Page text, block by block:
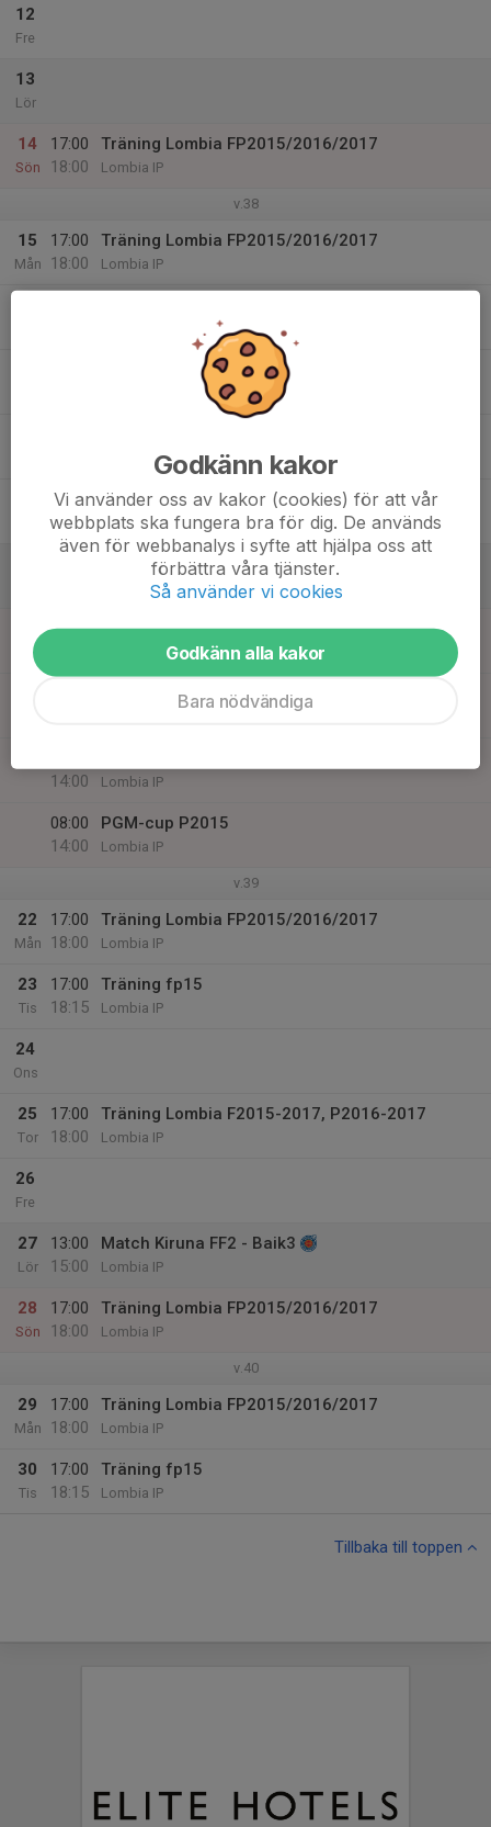
12
Fre
13
Lör
14
Sön
17:00
18:00
Träning Lombia FP2015/2016/2017
Lombia IP
v.38
15
Mån
17:00
18:00
Träning Lombia FP2015/2016/2017
Lombia IP
Lombia IP
Sön
08:00
PGM-cup F2015-2017
PGM-cup P2016
14:00
Lombia IP
08:00
14:00
PGM-cup P2015
Lombia IP
v.39
22
Mån
17:00
18:00
Träning Lombia FP2015/2016/2017
Lombia IP
23
Tis
17:00
18:15
Träning fp15
Lombia IP
24
Ons
25
Tor
17:00
18:00
Träning Lombia F2015-2017, P2016-2017
Lombia IP
26
Fre
27
Lör
13:00
15:00
Match Kiruna FF2 - Baik3
Lombia IP
28
Sön
17:00
18:00
Träning Lombia FP2015/2016/2017
Lombia IP
v.40
29
Mån
17:00
18:00
Träning Lombia FP2015/2016/2017
Lombia IP
30
Tis
17:00
18:15
Träning fp15
Lombia IP
Tillbaka till toppen
Godkänn kakor
Vi använder oss av kakor (cookies) för att vår
webbplats ska fungera bra för dig. De används
även för webbanalys i syfte att hjälpa oss att
förbättra våra tjänster.
Så använder vi cookies
Godkänn alla kakor
Bara nödvändiga